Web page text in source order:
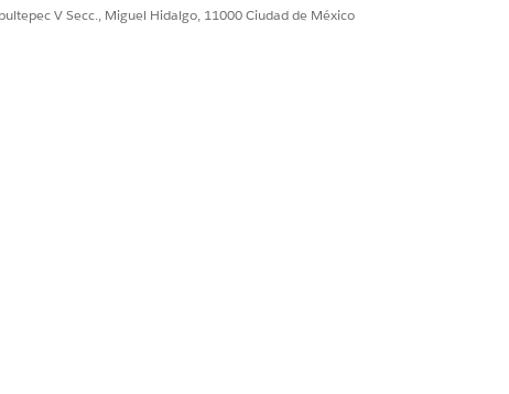
V Secc., Miguel Hidalgo, 11000 Ciudad de México